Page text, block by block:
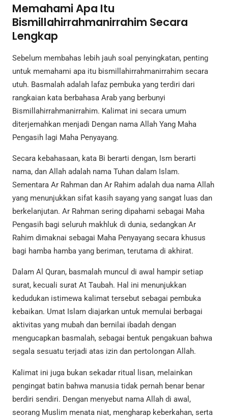
Memahami Apa Itu
Bismillahirrahmanirrahim Secara
Lengkap
Sebelum membahas lebih jauh soal penyingkatan, penting
untuk memahami apa itu bismillahirrahmanirrahim secara
utuh. Basmalah adalah lafaz pembuka yang terdiri dari
rangkaian kata berbahasa Arab yang berbunyi
Bismillahirrahmanirrahim. Kalimat ini secara umum
diterjemahkan menjadi Dengan nama Allah Yang Maha
Pengasih lagi Maha Penyayang.
Secara kebahasaan, kata Bi berarti dengan, Ism berarti
nama, dan Allah adalah nama Tuhan dalam Islam.
Sementara Ar Rahman dan Ar Rahim adalah dua nama Allah
yang menunjukkan sifat kasih sayang yang sangat luas dan
berkelanjutan. Ar Rahman sering dipahami sebagai Maha
Pengasih bagi seluruh makhluk di dunia, sedangkan Ar
Rahim dimaknai sebagai Maha Penyayang secara khusus
bagi hamba hamba yang beriman, terutama di akhirat.
Dalam Al Quran, basmalah muncul di awal hampir setiap
surat, kecuali surat At Taubah. Hal ini menunjukkan
kedudukan istimewa kalimat tersebut sebagai pembuka
kebaikan. Umat Islam diajarkan untuk memulai berbagai
aktivitas yang mubah dan bernilai ibadah dengan
mengucapkan basmalah, sebagai bentuk pengakuan bahwa
segala sesuatu terjadi atas izin dan pertolongan Allah.
Kalimat ini juga bukan sekadar ritual lisan, melainkan
pengingat batin bahwa manusia tidak pernah benar benar
berdiri sendiri. Dengan menyebut nama Allah di awal,
seorang Muslim menata niat, mengharap keberkahan, serta